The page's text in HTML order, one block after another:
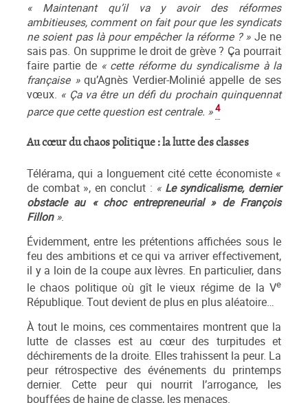
« Maintenant qu’il va y avoir des réformes
ambitieuses, comment on fait pour que les syndicats
ne soient pas là pour empêcher la réforme ? »Je ne
sais pas. On supprime le droit de grève ? Ça pourrait
faire partie de « cette réforme du syndicalisme à la
française »qu’Agnès Verdier-Molinié appelle de ses
vœux. « Ça va être un défi du prochain quinquennat
parce que cette question est centrale. » 4
Au cœur du chaos politique : la lutte des classes
Télérama, qui a longuement cité cette économiste «
de combat », en conclut : « Le syndicalisme, dernier
obstacle au « choc entrepreneurial » de François
Fillon».
Évidemment, entre les prétentions affichées sous le
feu des ambitions et ce qui va arriver effectivement,
il y a loin de la coupe aux lèvres. En particulier, dans
le chaos politique où gît le vieux régime de la Ve
République. Tout devient de plus en plus aléatoire…
À tout le moins, ces commentaires montrent que la
lutte de classes est au cœur des turpitudes et
déchirements de la droite. Elles trahissent la peur. La
peur rétrospective des événements du printemps
dernier. Cette peur qui nourrit l’arrogance, les
bouffées de haine de classe, les menaces.